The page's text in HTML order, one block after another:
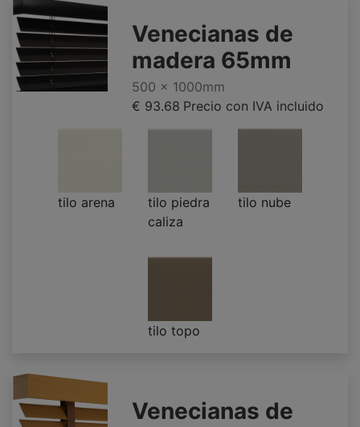
Venecianas de
madera 65mm
500 x 1000mm
€ 93.68 Precio con IVA incluido
tilo arena
tilo piedra
caliza
tilo nube
tilo topo
Venecianas de